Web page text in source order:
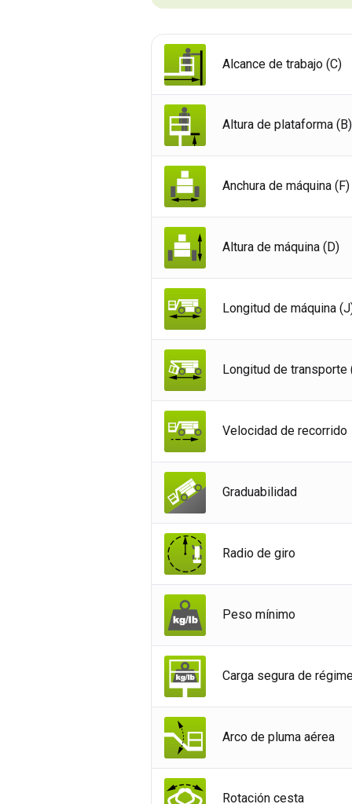
Alcance de trabajo (C)
Altura de plataforma (B)
Anchura de máquina (F)
Altura de máquina (D)
Longitud de máquina
Longitud de transporte
Velocidad de recorrido
Graduabilidad
Radio de giro
Peso mínimo
Carga segura de
Arco de pluma aérea
Rotación cesta